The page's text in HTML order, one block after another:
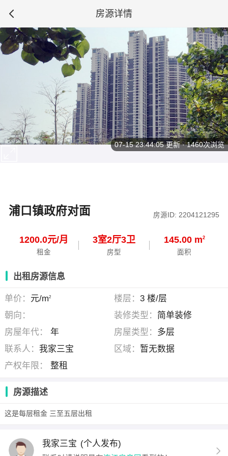
房源详情
浦口镇政府对面 房源ID: 2204121295
1200.0元/月
租金
3室2厅3卫
房型
145.00 m2
面积
07-15 23:44:05更新 · 1460次浏览
出租房源信息
单价： 元/m2 楼层： 3 楼/层
朝向：
装修类型： 简单装修
房屋年代：
年 房屋类型： 多层
联系人：我家三宝 区域： 暂无数据
产权年限：
整租
房源描述
这是每层租金 三至五层出租
我家三宝 (个人发布)